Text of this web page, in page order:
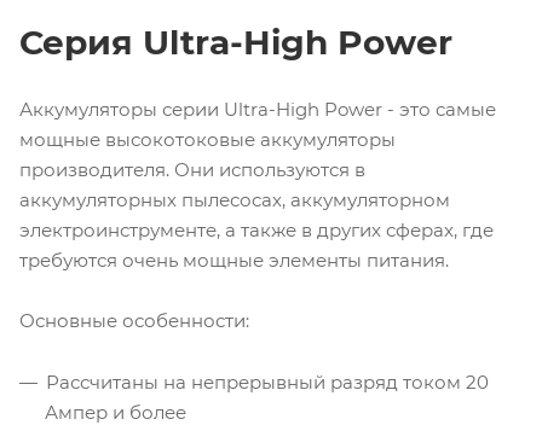
Серия Ultra-High Power
Аккумуляторы серии Ultra-High Power - это самые
мощные высокотоковые аккумуляторы
производителя. Они используются в
аккумуляторных пылесосах, аккумуляторном
электроинструменте, а также в других сферах, где
требуются очень мощные элементы питания.
Основные особенности:
Рассчитаны на непрерывный разряд током 20
Ампер и более